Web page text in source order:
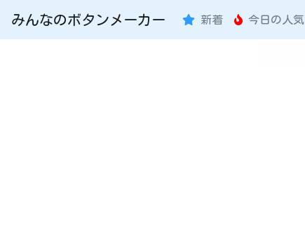
みんなのボタンメーカー 新着 今日の人気